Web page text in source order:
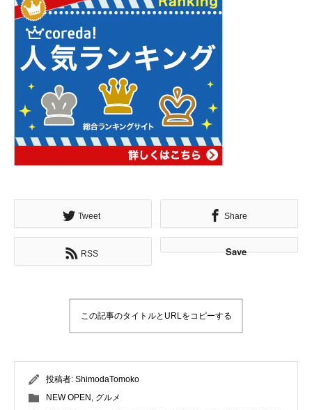
Tweet Share
RSS Save
この記事のタイトルとURLをコピーする
投稿者: ShimodaTomoko
NEW OPEN , グルメ